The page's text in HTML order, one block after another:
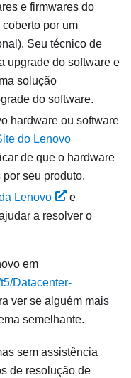
e firmwares do
por um
Seu técnico de
upgrade do software e
solução
do software.
hardware ou software
do Lenovo
de que o hardware
seu produto.
Lenovo
e
a resolver o
em
Datacenter-
ver se alguém mais
semelhante.
sem assistência
de resolução de